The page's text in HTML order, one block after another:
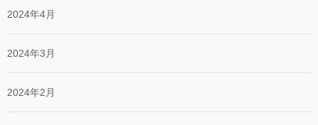
2024年4月
2024年3月
2024年2月